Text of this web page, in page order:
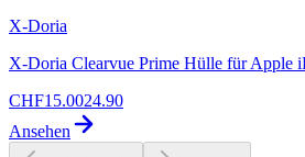
X-Doria
X-Doria Clearvue Prime Hülle für Apple
CHF15.0024.90
Ansehen